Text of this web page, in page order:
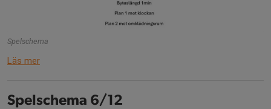
Spelschema
Läs mer
Spelschema 6/12